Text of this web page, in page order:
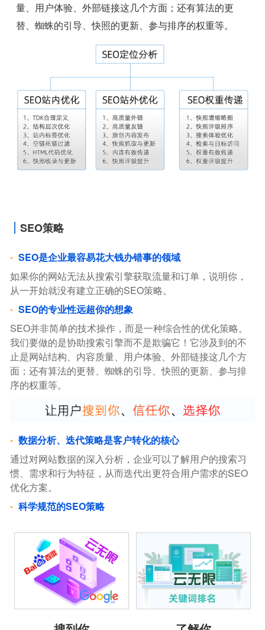
量、用户体验、外部链接这几个方面；还有算法的更
替、蜘蛛的引导、快照的更新、参与排序的权重等。
SEO策略
SEO是企业最容易花大钱办错事的领域
如果你的网站无法从搜索引擎获取流量和订单，说明你，
从一开始就没有建立正确的SEO策略。
SEO的专业性远超你的想象
SEO并非简单的技术操作，而是一种综合性的优化策略。
我们要做的是协助搜索引擎而不是欺骗它！它涉及到的不
止是网站结构、内容质量、用户体验、外部链接这几个方
面；还有算法的更替、蜘蛛的引导、快照的更新、参与排
序的权重等。
数据分析、迭代策略是客户转化的核心
通过对网站数据的深入分析，企业可以了解用户的搜索习
惯、需求和行为特征，从而迭代出更符合用户需求的SEO
优化方案。
科学规范的SEO策略